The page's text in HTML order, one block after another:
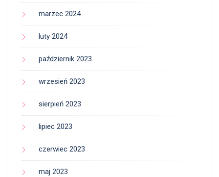
marzec 2024
luty 2024
październik 2023
wrzesień 2023
sierpień 2023
lipiec 2023
czerwiec 2023
maj 2023